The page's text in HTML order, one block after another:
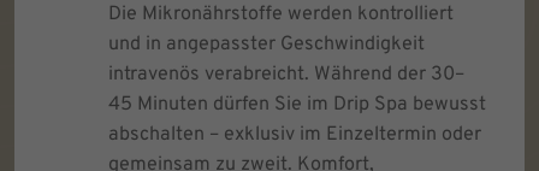
Die Mikronährstoffe werden kontrolliert
und in angepasster Geschwindigkeit
intravenös verabreicht. Während der 30–
45 Minuten dürfen Sie im Drip Spa bewusst
abschalten – exklusiv im Einzeltermin oder
gemeinsam zu zweit. Komfort,